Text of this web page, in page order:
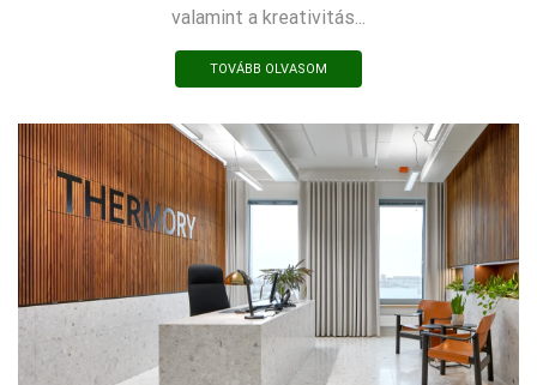
valamint a kreativitás...
TOVÁBB OLVASOM